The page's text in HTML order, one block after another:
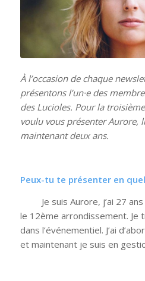
À l’occasion de chaque
présentons l’un·e des
des Lucioles. Pour la
voulu vous présenter Aurore,
maintenant deux ans.
Peux-tu te présenter en
Je suis Aurore, j’ai 27
le 12ème arrondissement. Je
dans l’événementiel. J’ai
et maintenant je suis en